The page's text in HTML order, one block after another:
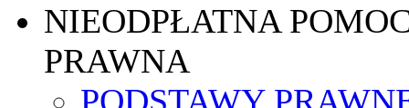
NIEODPŁATNA
PRAWNA